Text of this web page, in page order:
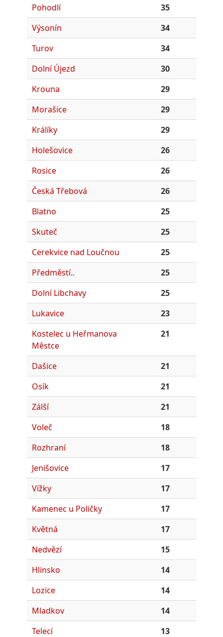
Pohodlí
35
Výsonín
34
Turov
34
Dolní Újezd
30
Krouna
29
Morašice
29
Králíky
29
Holešovice
26
Rosice
26
Česká Třebová
26
Blatno
25
Skuteč
25
Cerekvice nad Loučnou
25
Předměstí..
25
Dolní Libchavy
25
Lukavice
23
Kostelec u Heřmanova
Městce
21
Dašice
21
Osík
21
Zálší
21
Voleč
18
Rozhraní
18
Jenišovice
17
Vížky
17
Kamenec u Poličky
17
Květná
17
Nedvězí
15
Hlinsko
14
Lozice
14
Mladkov
14
Telecí
13